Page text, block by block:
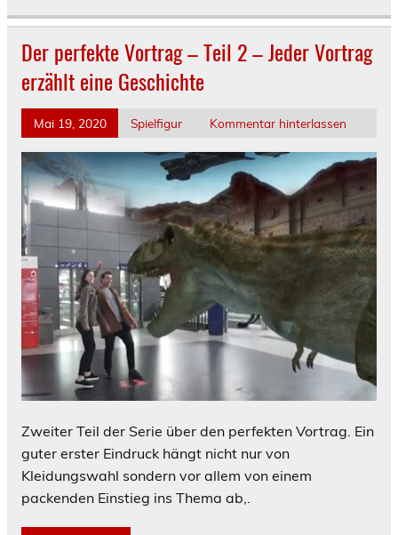
Der perfekte Vortrag – Teil 2 – Jeder Vortrag
erzählt eine Geschichte
Mai 19, 2020 Spielfigur Kommentar hinterlassen
Zweiter Teil der Serie über den perfekten Vortrag. Ein
guter erster Eindruck hängt nicht nur von
Kleidungswahl sondern vor allem von einem
packenden Einstieg ins Thema ab,.